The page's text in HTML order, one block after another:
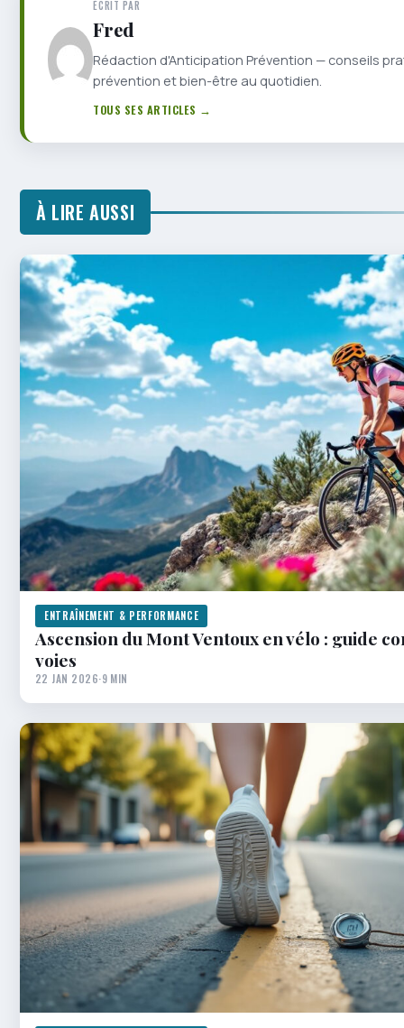
ÉCRIT PAR
Fred
Rédaction d'Anticipation Prévention — conseils
prévention et bien-être au quotidien.
TOUS SES ARTICLES →
À LIRE AUSSI
ENTRAÎNEMENT & PERFORMANCE
Ascension du Mont Ventoux en vélo : guide
voies
22 JAN 2026·9 MIN